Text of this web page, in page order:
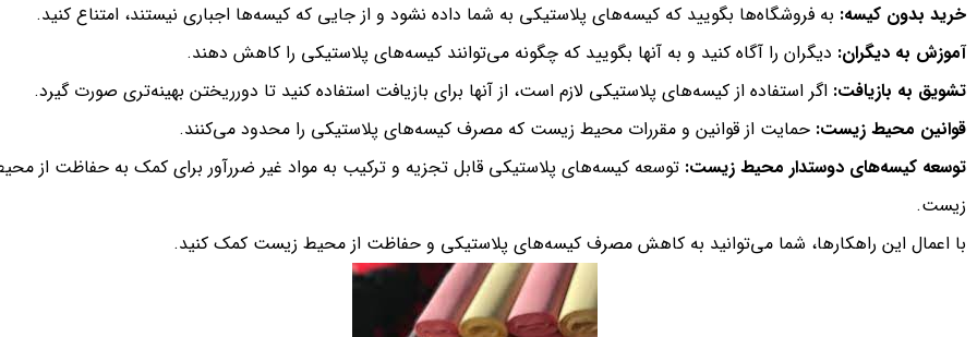
خرید بدون کیسه: به فروشگاه‌ها بگویید که کیسه‌های پلاستیکی به شما داده نشود و از جایی که کیسه‌ها اجباری نیستند، امتناع کنید.
آموزش به دیگران: دیگران را آگاه کنید و به آنها بگویید که چگونه می‌توانند کیسه‌های پلاستیکی را کاهش دهند.
تشویق به بازیافت: اگر استفاده از کیسه‌های پلاستیکی لازم است، از آنها برای بازیافت استفاده کنید تا دورریختن بهینه‌تری صورت گیرد.
قوانین محیط زیست: حمایت از قوانین و مقررات محیط زیست که مصرف کیسه‌های پلاستیکی را محدود می‌کنند.
توسعه کیسه‌های دوستدار محیط زیست: توسعه کیسه‌های پلاستیکی قابل تجزیه و ترکیب به مواد غیر ضررآور برای کمک به حفاظت از
زیست.
با اعمال این راهکارها، شما می‌توانید به کاهش مصرف کیسه‌های پلاستیکی و حفاظت از محیط زیست کمک کنید.